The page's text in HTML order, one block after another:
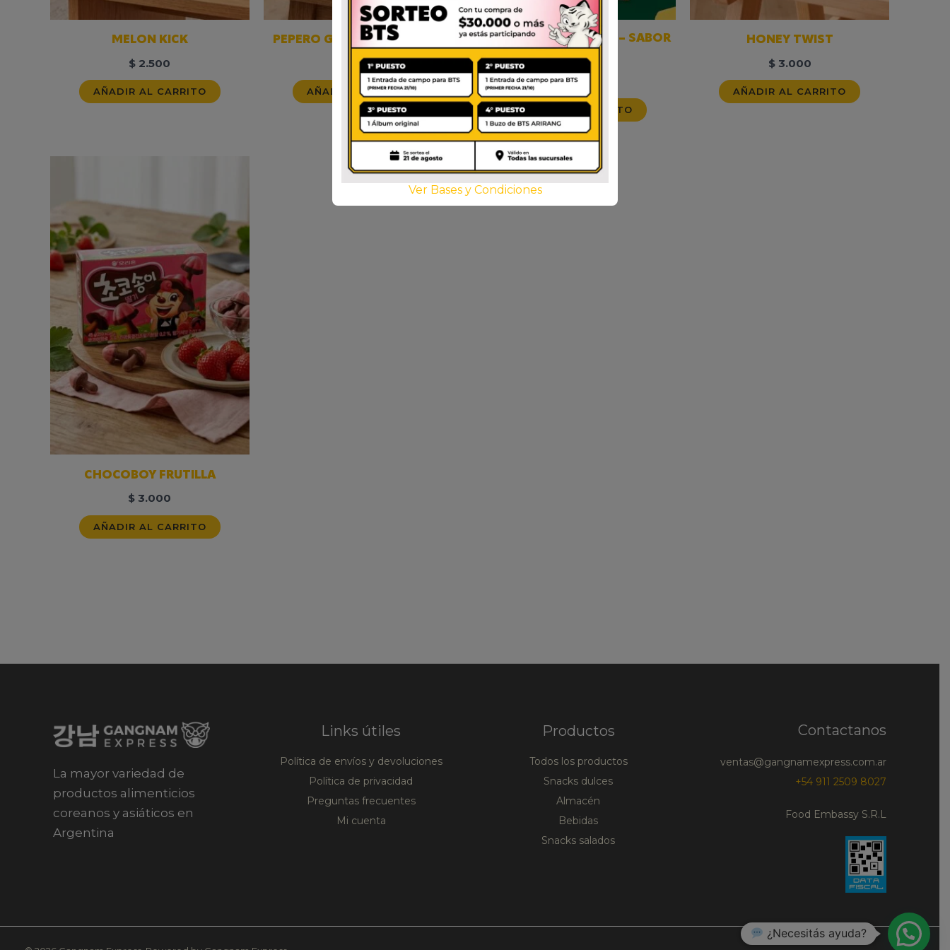
MELON KICK
$ 2.500
AÑADIR AL CARRITO
PEPERO GRANDE CHOCOLATE
3.000
AÑADIR AL CARRITO
PEPERO X STRAY KIDS – SABOR
ORIGINAL
$2.500
AÑADIR AL CARRITO
HONEY TWIST
$3.000
AÑADIR AL CARRITO
CHOCOBOY FRUTILLA
$ 3.000
AÑADIR AL CARRITO
La mayor variedad de
productos alimenticios
coreanos y asiáticos en
Argentina
Links útiles
Política de envíos y devoluciones
Política de privacidad
Preguntas frecuentes
Mi cuenta
Productos
Todos los productos
Snacks dulces
Almacén
Bebidas
Snacks salados
Contactanos
ventas@gangnamexpress.com.ar
+54 911 2509 8027
Food Embassy S.R.L
Ver Bases y Condiciones
¿Necesitás ayuda?